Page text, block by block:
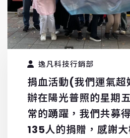
逸凡科技行銷部
捐血活動(我們運氣超
辦在陽光普照的星期
常的踴躍，我們共募
135人的捐贈，感謝